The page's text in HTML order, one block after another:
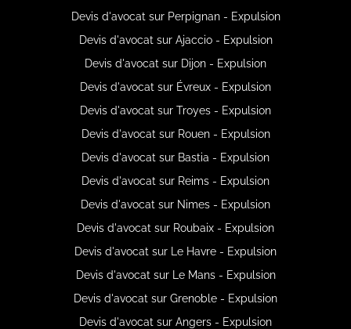
Devis d'avocat sur Perpignan - Expulsion
Devis d'avocat sur Ajaccio - Expulsion
Devis d'avocat sur Dijon - Expulsion
Devis d'avocat sur Évreux - Expulsion
Devis d'avocat sur Troyes - Expulsion
Devis d'avocat sur Rouen - Expulsion
Devis d'avocat sur Bastia - Expulsion
Devis d'avocat sur Reims - Expulsion
Devis d'avocat sur Nimes - Expulsion
Devis d'avocat sur Roubaix - Expulsion
Devis d'avocat sur Le Havre - Expulsion
Devis d'avocat sur Le Mans - Expulsion
Devis d'avocat sur Grenoble - Expulsion
Devis d'avocat sur Angers - Expulsion